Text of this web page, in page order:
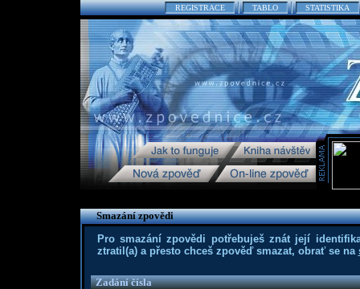
REGISTRACE TABLO STATISTIKA
Smazání zpovědi
Pro smazání zpovědi potřebuješ znát její
ztratil(a) a přesto chceš zpověď smazat, obrať se na
Zadání čísla